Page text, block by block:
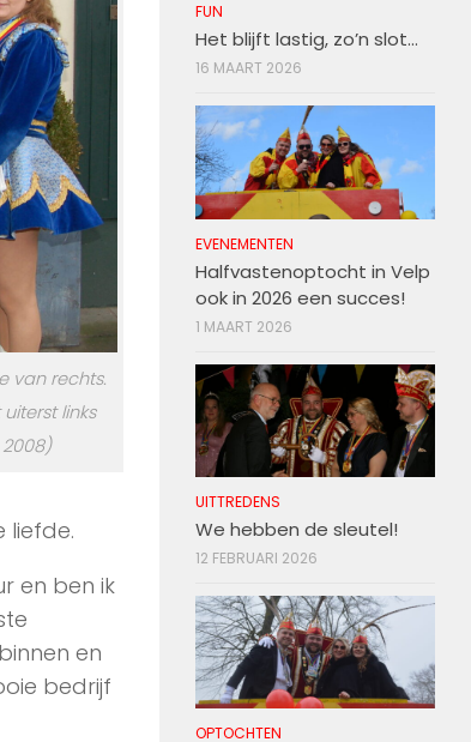
van rechts.
links
liefde.
en ben ik
en
bedrijf
FUN
Het blijft lastig, zo’n slot…
16 MAART 2026
EVENEMENTEN
Halfvastenoptocht in Velp
ook in 2026 een succes!
1 MAART 2026
UITTREDENS
We hebben de sleutel!
12 FEBRUARI 2026
OPTOCHTEN